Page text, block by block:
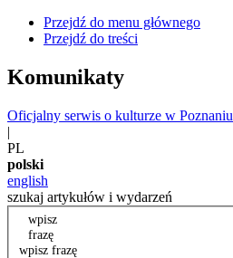
Przejdź do menu głównego
Przejdź do treści
Komunikaty
Oficjalny serwis o kulturze w Poznaniu
|
PL
polski
english
szukaj artykułów i wydarzeń
wpisz
frazę
wpisz frazę